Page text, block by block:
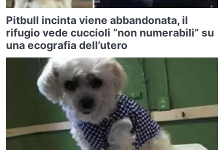
Pitbull incinta viene abbandonata, il
rifugio vede cuccioli “non numerabili” su
una ecografia dell’utero